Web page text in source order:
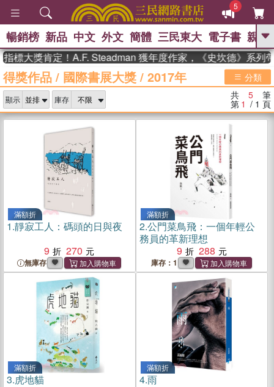
5
GO
熱搜： 東野圭吾 、 The Odyssey 、
父親節 、 如果歷史是一群喵 、 暑期
國際布克獎 臺灣漫遊錄 、 方
念華 、 台灣的李登輝時代 、 數學女
偉大的迷走神經
暢銷榜 新品 中文 外文 簡體 三民東大 電子書 親子
標大獎肯定！A.F. Steadman 獲年度作家，《史坎德》系列
得獎作品 / 國際書展大獎 / 2017年 分類
顯示 庫存 共 5 筆
第 1 / 1 頁
滿額折
1.靜寂工人：碼頭的日與夜
9
270
無庫存
滿額折
2.公門菜鳥飛：一個年輕公
務員的革新理想
9
288
庫存：1
滿額折
3.虎地貓
滿額折
4.雨